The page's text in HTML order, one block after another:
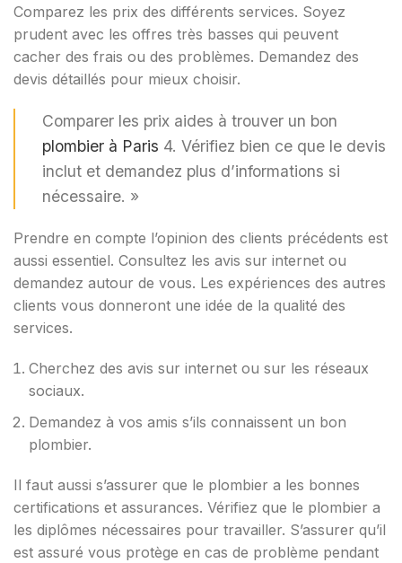
Comparez les prix des différents services. Soyez
prudent avec les offres très basses qui peuvent
cacher des frais ou des problèmes. Demandez des
devis détaillés pour mieux choisir.
Comparer les prix aides à trouver un bon
plombier à Paris 4. Vérifiez bien ce que le devis
inclut et demandez plus d’informations si
nécessaire. »
Prendre en compte l’opinion des clients précédents est
aussi essentiel. Consultez les avis sur internet ou
demandez autour de vous. Les expériences des autres
clients vous donneront une idée de la qualité des
services.
Cherchez des avis sur internet ou sur les réseaux
sociaux.
Demandez à vos amis s’ils connaissent un bon
plombier.
Il faut aussi s’assurer que le plombier a les bonnes
certifications et assurances. Vérifiez que le plombier a
les diplômes nécessaires pour travailler. S’assurer qu’il
est assuré vous protège en cas de problème pendant